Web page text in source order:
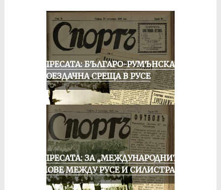
ОТ ПРЕСАТА: БЪЛГАРО-РУМЪНСКА
КОЛОЕЗДАЧНА СРЕЩА В РУСЕ
ОТ ПРЕСАТА: ЗА „МЕЖДУНАРОДНИТЕ“
МАЧОВЕ МЕЖДУ РУСЕ И СИЛИСТРА